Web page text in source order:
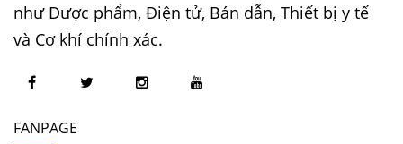
như Dược phẩm, Điện tử, Bán dẫn, Thiết bị y tế
và Cơ khí chính xác.
FANPAGE